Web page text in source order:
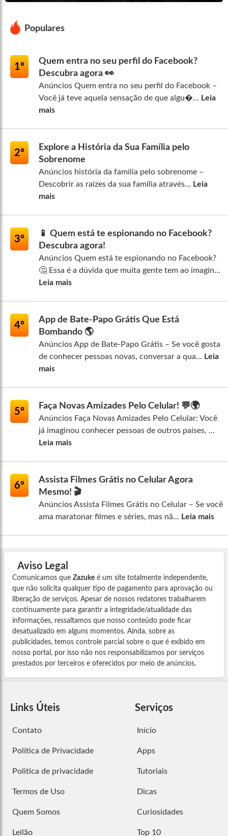
Populares
1º
Quem entra no seu perfil do Facebook?
Descubra agora 👀
Anúncios Quem entra no seu perfil do Facebook –
Você já teve aquela sensação de que algu�... Leia
mais
2º
Explore a História da Sua Família pelo
Sobrenome
Anúncios história da família pelo sobrenome –
Descobrir as raízes da sua família através... Leia
mais
3º
📱 Quem está te espionando no Facebook?
Descubra agora!
Anúncios Quem está te espionando no Facebook?
🤔 Essa é a dúvida que muita gente tem ao imagin...
Leia mais
4º
App de Bate-Papo Grátis Que Está
Bombando 🌎
Anúncios App de Bate-Papo Grátis – Se você gosta
de conhecer pessoas novas, conversar a qua... Leia
mais
5º
Faça Novas Amizades Pelo Celular! 💬🌍
Anúncios Faça Novas Amizades Pelo Celular: Você
já imaginou conhecer pessoas de outros países, ...
Leia mais
6º
Assista Filmes Grátis no Celular Agora
Mesmo! 🎬
Anúncios Assista Filmes Grátis no Celular – Se você
ama maratonar filmes e séries, mas nã... Leia mais
Aviso Legal
Comunicamos que Zazuke é um site totalmente independente,
que não solicita qualquer tipo de pagamento para aprovação ou
liberação de serviços. Apesar de nossos redatores trabalharem
continuamente para garantir a integridade/atualidade das
informações, ressaltamos que nosso conteúdo pode ficar
desatualizado em alguns momentos. Ainda, sobre as
publicidades, temos controle parcial sobre o que é exibido em
nosso portal, por isso não nos responsabilizamos por serviços
prestados por terceiros e oferecidos por meio de anúncios.
Links Úteis
Contato
Política de Privacidade
Politica de privacidade
Termos de Uso
Quem Somos
Leilão
Serviços
Início
Apps
Tutoriais
Dicas
Curiosidades
Top 10